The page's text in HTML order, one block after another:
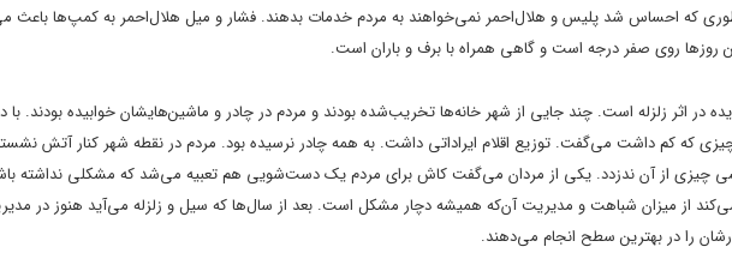
که احساس شد پلیس و هلال‌احمر نمی‌خواهند به مردم خدمات بدهند. فشار و میل هلال‌احمر به کمپ‌ها باعث
روزها روی صفر درجه است و گاهی همراه با برف و باران است.
اثر زلزله است. چند جایی از شهر خانه‌ها تخریب‌شده بودند و مردم در چادر و ماشین‌هایشان خوابیده بودند. با
که کم داشت می‌گفت. توزیع اقلام ایراداتی داشت. به همه چادر نرسیده بود. مردم در نقطه شهر کنار آتش
چیزی از آن ندزدد. یکی از مردان می‌گفت کاش برای مردم یک دست‌شویی هم تعبیه می‌شد که مشکلی نداشته
از میزان شباهت و مدیریت آن‌که همیشه دچار مشکل است. بعد از سال‌ها که سیل و زلزله می‌آید هنوز در
را در بهترین سطح انجام می‌دهند.